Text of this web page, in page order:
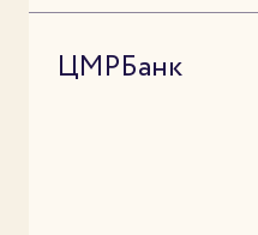
ЦМРБанк